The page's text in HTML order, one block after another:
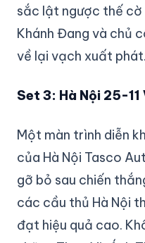
sắc lật ngược thế
Khánh Đang và chủ
về lại vạch xuất phát.
Set 3: Hà Nội 25-
Một màn trình diễn
của Hà Nội Tasco
gỡ bỏ sau chiến
các cầu thủ Hà Nội
đạt hiệu quả cao.